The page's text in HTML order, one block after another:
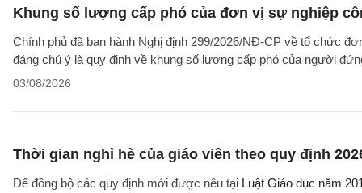
Khung số lượng cấp phó của đơn vị sự nghiệp
Chính phủ đã ban hành Nghị định 299/2026/NĐ-CP về tổ chức
đáng chú ý là quy định về khung số lượng cấp phó của người
03/08/2026
Thời gian nghỉ hè của giáo viên theo quy định
Để đồng bộ các quy định mới được nêu tại Luật Giáo dục năm